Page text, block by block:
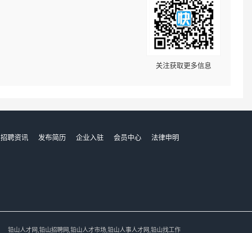
关注获取更多信息
招聘资讯 发布简历 企业入驻 会员中心
法律申明
铅山人才网,铅山招聘网,铅山人才市场,铅山人事人才网,铅山找工作